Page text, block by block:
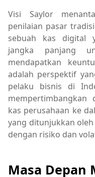
Visi Saylor
penilaian pasar
sebuah kas digital
jangka panjang
mendapatkan
adalah perspektif
pelaku bisnis di
kas perusahaan ke
yang ditunjukkan
dengan risiko dan
Masa Depan